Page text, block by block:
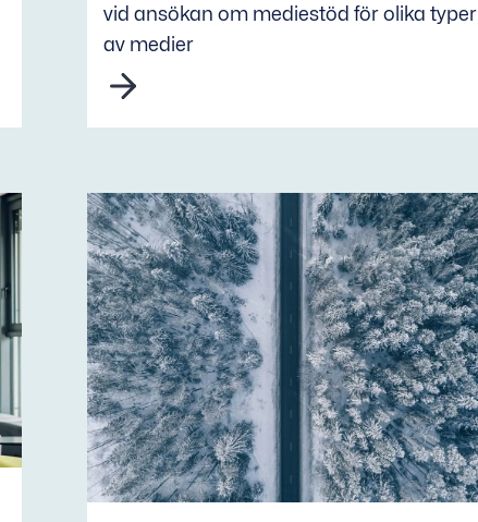
vid ansökan om mediestöd för olika typer
av medier